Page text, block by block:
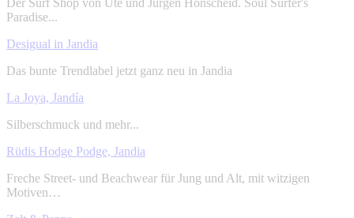
Der Surf Shop von Ute und Jürgen Hönscheid. Soul Surfer's
Paradise...
Desigual in Jandia
Das bunte Trendlabel jetzt ganz neu in Jandia
La Joya, Jandía
Silberschmuck und mehr...
Rüdis Hodge Podge, Jandia
Freche Street- und Beachwear für Jung und Alt, mit witzigen
Motiven…